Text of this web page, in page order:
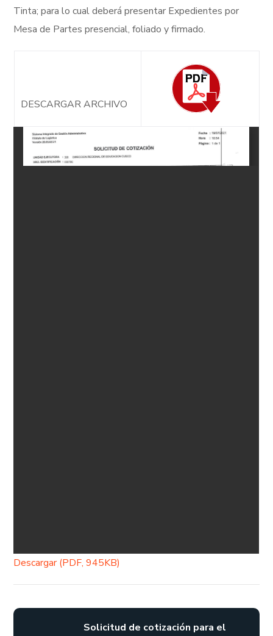
Tinta; para lo cual deberá presentar Expedientes por
Mesa de Partes presencial, foliado y firmado.
DESCARGAR ARCHIVO
Descargar (PDF, 945KB)
Solicitud de cotización para el